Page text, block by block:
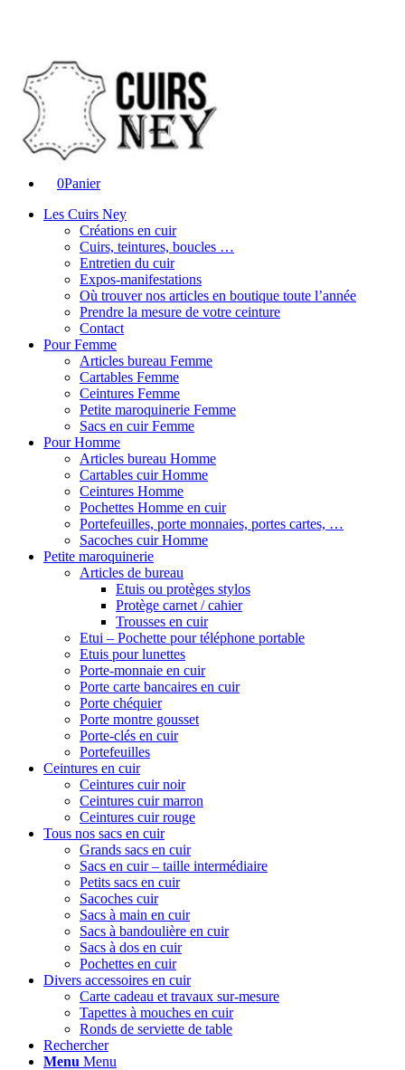
0Panier
Les Cuirs Ney
Créations en cuir
Cuirs, teintures, boucles …
Entretien du cuir
Expos-manifestations
Où trouver nos articles en boutique toute l’année
Prendre la mesure de votre ceinture
Contact
Pour Femme
Articles bureau Femme
Cartables Femme
Ceintures Femme
Petite maroquinerie Femme
Sacs en cuir Femme
Pour Homme
Articles bureau Homme
Cartables cuir Homme
Ceintures Homme
Pochettes Homme en cuir
Portefeuilles, porte monnaies, portes cartes, …
Sacoches cuir Homme
Petite maroquinerie
Articles de bureau
Etuis ou protèges stylos
Protège carnet / cahier
Trousses en cuir
Etui – Pochette pour téléphone portable
Etuis pour lunettes
Porte-monnaie en cuir
Porte carte bancaires en cuir
Porte chéquier
Porte montre gousset
Porte-clés en cuir
Portefeuilles
Ceintures en cuir
Ceintures cuir noir
Ceintures cuir marron
Ceintures cuir rouge
Tous nos sacs en cuir
Grands sacs en cuir
Sacs en cuir – taille intermédiaire
Petits sacs en cuir
Sacoches cuir
Sacs à main en cuir
Sacs à bandoulière en cuir
Sacs à dos en cuir
Pochettes en cuir
Divers accessoires en cuir
Carte cadeau et travaux sur-mesure
Tapettes à mouches en cuir
Ronds de serviette de table
Rechercher
Menu Menu